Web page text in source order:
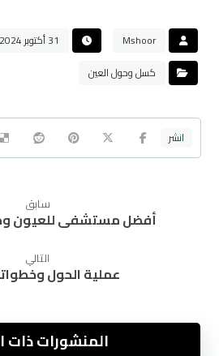
Mshoor
31 أكتوبر 2024
كسل وحول العين
سابق
أفضل مستشفى للعيون
التالي
عملية الحول وخطواتها
المنشورات ذات